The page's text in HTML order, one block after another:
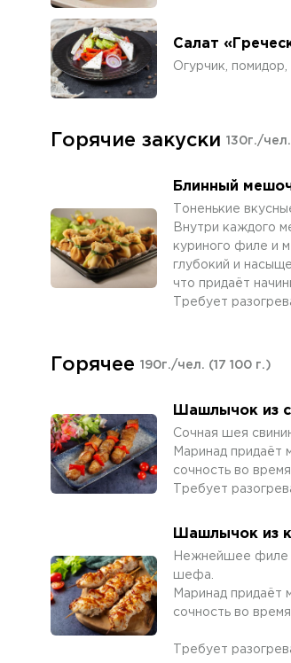
Салат
Огурчик, помидор,
Горячие закуски 130г./чел.
Блинный
Тоненькие
Внутри каждого
куриного филе и
глубокий и
что придаёт
Требует
Горячее 190г./чел. (17 100 г.)
Шашлычок из
Сочная шея
Маринад придаёт
сочность во
Требует
Шашлычок из
Нежнейшее филе
шефа.
Маринад придаёт
сочность во
Требует